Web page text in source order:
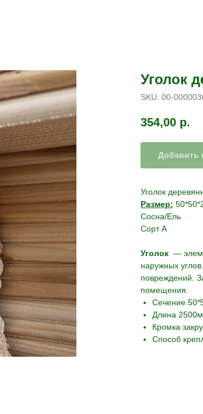
Уголок
SKU: 00-
354,00 р.
Добавить
Уголок
Размер:
Сосна/Ель
Сорт А
Уголок —
наружных
повреждений.
помещения.
Сечение
Длина
Кромка
Способ